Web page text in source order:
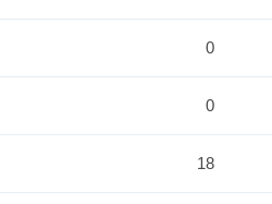
0
0
18